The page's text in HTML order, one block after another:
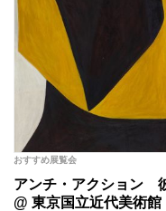
おすすめ展覧会
アンチ・アクション
@ 東京国立近代美術館